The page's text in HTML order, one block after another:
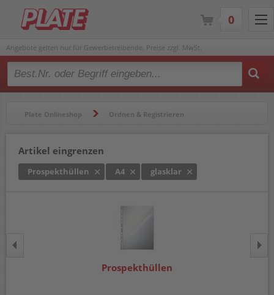
Angebote gelten nur für Gewerbetreibende. Preise zzgl. MwSt.
Type 2 or more characters for results.
Plate Onlineshop Ordnen & Registrieren
Artikel eingrenzen
Prospekthüllen A4 glasklar
Prospekthüllen
0